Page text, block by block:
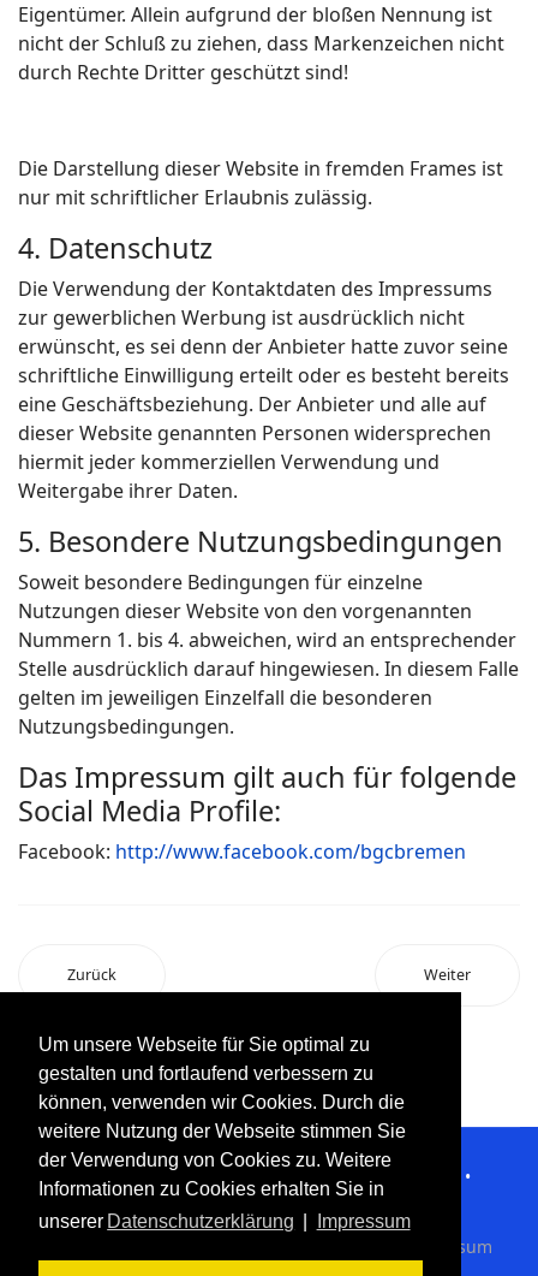
Um unsere Webseite für Sie optimal zu
gestalten und fortlaufend verbessern zu
können, verwenden wir Cookies. Durch die
weitere Nutzung der Webseite stimmen Sie
der Verwendung von Cookies zu. Weitere
Informationen zu Cookies erhalten Sie in
unserer Datenschutzerklärung Impressum
Eigentümer. Allein aufgrund der bloßen Nennung ist
nicht der Schluß zu ziehen, dass Markenzeichen nicht
durch Rechte Dritter geschützt sind!
Die Darstellung dieser Website in fremden Frames ist
nur mit schriftlicher Erlaubnis zulässig.
4. Datenschutz
Die Verwendung der Kontaktdaten des Impressums
zur gewerblichen Werbung ist ausdrücklich nicht
erwünscht, es sei denn der Anbieter hatte zuvor seine
schriftliche Einwilligung erteilt oder es besteht bereits
eine Geschäftsbeziehung. Der Anbieter und alle auf
dieser Website genannten Personen widersprechen
hiermit jeder kommerziellen Verwendung und
Weitergabe ihrer Daten.
5. Besondere Nutzungsbedingungen
Soweit besondere Bedingungen für einzelne
Nutzungen dieser Website von den vorgenannten
Nummern 1. bis 4. abweichen, wird an entsprechender
Stelle ausdrücklich darauf hingewiesen. In diesem Falle
gelten im jeweiligen Einzelfall die besonderen
Nutzungsbedingungen.
Das Impressum gilt auch für folgende
Social Media Profile:
Facebook: http://www.facebook.com/bgcbremen
Zurück Weiter
Bahnen-Golf-Club Bremen e.V. • August-Bebel-Allee 5c •
28329 Bremen • Telefon 0421 / 23 36 98
Impressum